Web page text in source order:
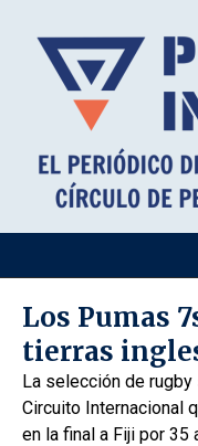
Los Pumas
tierras
La selección de
Circuito Internacional
en la final a Fiji por 35